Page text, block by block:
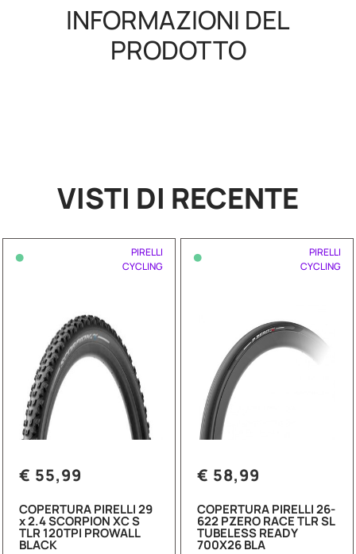
INFORMAZIONI DEL
PRODOTTO
VISTI DI RECENTE
•
PIRELLI
CYCLING
€ 55,99
COPERTURA PIRELLI 29
x 2.4 SCORPION XC S
TLR 120TPI PROWALL
BLACK
•
PIRELLI
CYCLING
€ 58,99
COPERTURA PIRELLI 26-
622 PZERO RACE TLR SL
TUBELESS READY
700X26 BLA